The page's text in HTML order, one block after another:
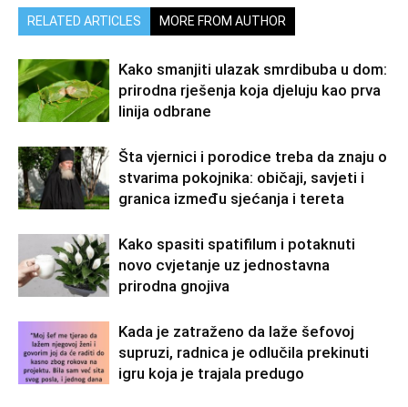
RELATED ARTICLES MORE FROM AUTHOR
Kako smanjiti ulazak smrdibuba u dom:
prirodna rješenja koja djeluju kao prva
linija odbrane
Šta vjernici i porodice treba da znaju o
stvarima pokojnika: običaji, savjeti i
granica između sjećanja i tereta
Kako spasiti spatifilum i potaknuti
novo cvjetanje uz jednostavna
prirodna gnojiva
Kada je zatraženo da laže šefovoj
supruzi, radnica je odlučila prekinuti
igru koja je trajala predugo